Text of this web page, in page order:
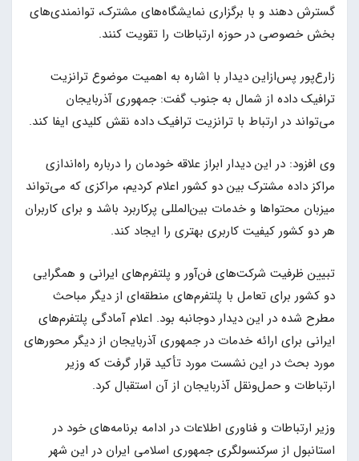
گسترش دهند و با برگزاری نمایشگاه‌های مشترک، توانمندی‌های
بخش خصوصی در حوزه ارتباطات را تقویت کنند.
زارع‌پور پس‌ازاین دیدار با اشاره به اهمیت موضوع ترانزیت
ترافیک داده از شمال به جنوب گفت: جمهوری آذربایجان
می‌تواند در ارتباط با ترانزیت ترافیک داده نقش کلیدی ایفا کند.
وی افزود: در این دیدار ابراز علاقه خودمان را درباره راه‌اندازی
مراکز داده مشترک بین دو کشور اعلام کردیم، مراکزی که می‌تواند
میزبان محتواها و خدمات بین‌المللی پرکاربرد باشد و برای کاربران
هر دو کشور کیفیت کاربری بهتری را ایجاد کند.
تبیین ظرفیت شرکت‌های فن‌آور و پلتفرم‌های ایرانی و همگرایی
دو کشور برای تعامل با پلتفرم‌های منطقه‌ای از دیگر مباحث
مطرح شده در این دیدار دوجانبه بود. اعلام آمادگی پلتفرم‌های
ایرانی برای ارائه خدمات در جمهوری آذربایجان از دیگر محورهای
مورد بحث در این نشست مورد تأکید قرار گرفت که وزیر
ارتباطات و حمل‌ونقل آذربایجان از آن استقبال کرد.
وزیر ارتباطات و فناوری اطلاعات در ادامه برنامه‌های خود در
استانبول از سرکنسولگری جمهوری اسلامی ایران در این شهر